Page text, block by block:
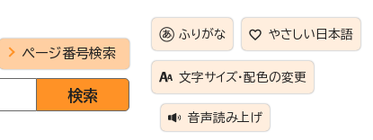
ページ番号検索
ふりがな やさしい日本語
文字サイズ・配色の変更
音声読み上げ